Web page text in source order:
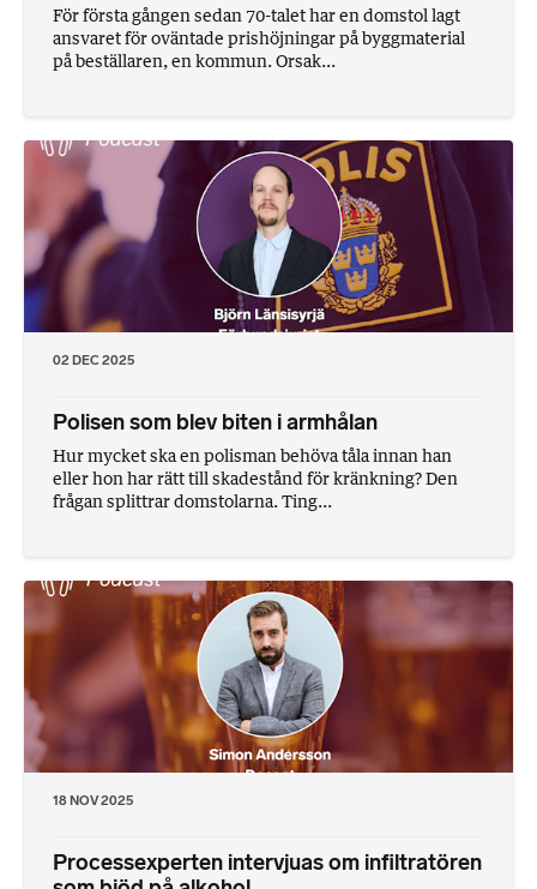
För första gången sedan 70-talet har en domstol lagt
ansvaret för oväntade prishöjningar på byggmaterial
på beställaren, en kommun. Orsak...
02 DEC 2025
Polisen som blev biten i armhålan
Hur mycket ska en polisman behöva tåla innan han
eller hon har rätt till skadestånd för kränkning? Den
frågan splittrar domstolarna. Ting...
18 NOV 2025
Processexperten intervjuas om infiltratören